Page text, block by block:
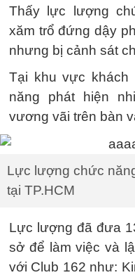
Thấy lực lượng
xăm trổ đứng dậy
nhưng bị cảnh sát
Tại khu vực khách
năng phát hiện
vương vãi trên bàn
Lực lượng chức
tại TP.HCM
Lực lượng đã đưa
sở để làm việc và
với Club 162 như: